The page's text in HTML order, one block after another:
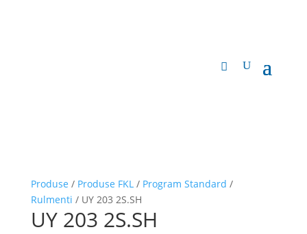
Produse / Produse FKL/ Program Standard /
Rulmenti / UY 203 2S.SH
UY 203 2S.SH